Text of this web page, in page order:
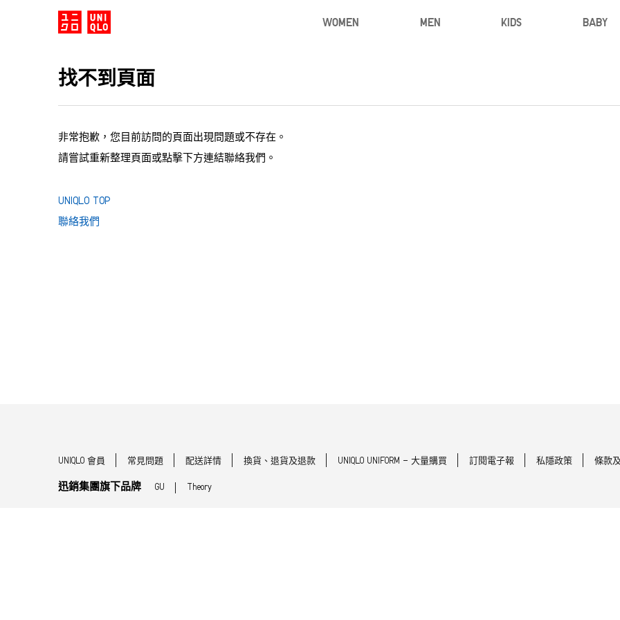
WOMEN MEN KIDS BABY
找不到頁面
非常抱歉，您目前訪問的頁面出現問題或不存在。
請嘗試重新整理頁面或點擊下方連結聯絡我們。
UNIQLO TOP
聯絡我們
UNIQLO 會員 常見問題 配送詳情 換貨、退貨及退款 UNIQLO UNIFORM - 大量購買 訂閱電子報 私隱政策 條款
迅銷集團旗下品牌 GU Theory